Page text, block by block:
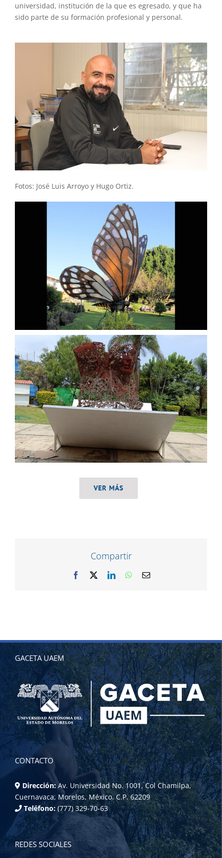
universidad, institución de la que es egresado, y que ha
sido parte de su formación profesional y personal.
Fotos: José Luis Arroyo y Hugo Ortiz.
VER MÁS
Compartir
Facebook LinkedInWhatsApp
Correo
GACETA UAEM
CONTACTO
Dirección: Av. Universidad No. 1001, Col Chamilpa,
Cuernavaca, Morelos, México. C.P. 62209
Teléfono: (777) 329-70-63
REDES SOCIALES